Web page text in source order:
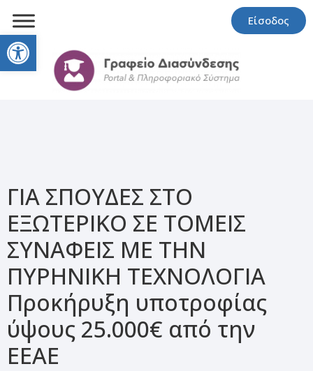
Open toolbar
Είσοδος
ΓΙΑ ΣΠΟΥΔΕΣ ΣΤΟ
ΕΞΩΤΕΡΙΚΟ ΣΕ ΤΟΜΕΙΣ
ΣΥΝΑΦΕΙΣ ΜΕ ΤΗΝ
ΠΥΡΗΝΙΚΗ ΤΕΧΝΟΛΟΓΙΑ
Προκήρυξη υποτροφίας
ύψους 25.000€ από την
ΕΕΑΕ